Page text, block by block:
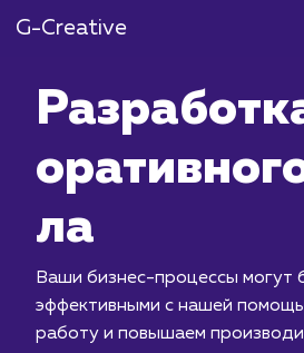
G-Creative
ла